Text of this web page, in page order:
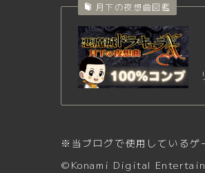
月下の夜想曲図鑑
※当ブログで使用しているゲ
©Konami Digital